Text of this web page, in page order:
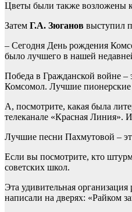
Цветы были также возложены
Затем Г.А. Зюганов выступил
– Сегодня День рождения
было лучшего в нашей
Победа в Гражданской войне
Комсомол. Лучшие пионерские
А, посмотрите, какая была
телеканале «Красная Линия».
Лучшие песни Пахмутовой –
Если вы посмотрите, кто
советских школ.
Эта удивительная
написали на дверях: «Райком